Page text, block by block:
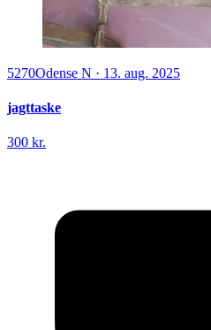
5270Odense N · 13. aug. 2025
jagttaske
300 kr.